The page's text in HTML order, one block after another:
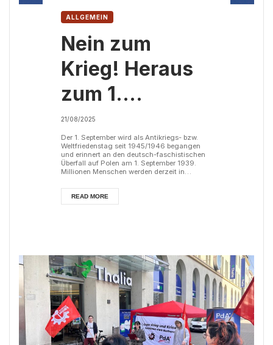
ALLGEMEIN
Nein zum
Krieg! Heraus
zum 1.
September!
21/08/2025
Der 1. September wird als Antikriegs- bzw.
Weltfriedenstag seit 1945/1946 begangen
und erinnert an den deutsch-faschistischen
Überfall auf Polen am 1. September 1939.
Millionen Menschen werden derzeit in
Interessen ihrer Herrschenden zu sterben.
Israels Völkermord wird mit unverminderter
Grausamkeit fortgesetzt. Österreichs
READ MORE